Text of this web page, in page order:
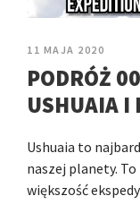
11 MAJA 2020
PODRÓŻ
USHUAIA I
Ushuaia to
naszej planety.
większość